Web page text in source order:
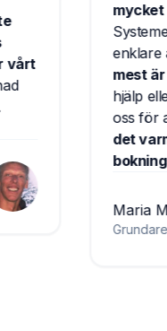
mycket
Systemet är
enklare att
mest är hur
hjälp eller
oss för att
det varmt
Maria
Grundare av